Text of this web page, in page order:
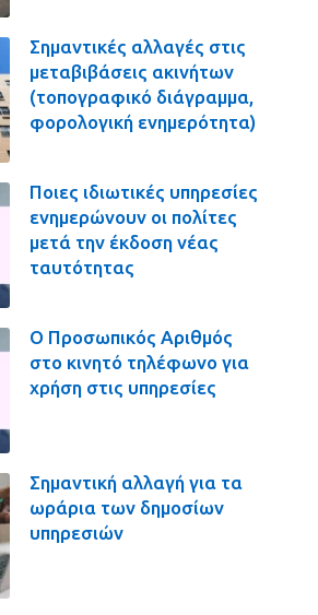
Σημαντικές αλλαγές στις
μεταβιβάσεις ακινήτων
(τοπογραφικό διάγραμμα,
φορολογική ενημερότητα)
Ποιες ιδιωτικές υπηρεσίες
ενημερώνουν οι πολίτες
μετά την έκδοση νέας
ταυτότητας
Ο Προσωπικός Αριθμός
στο κινητό τηλέφωνο για
χρήση στις υπηρεσίες
Σημαντική αλλαγή για τα
ωράρια των δημοσίων
υπηρεσιών